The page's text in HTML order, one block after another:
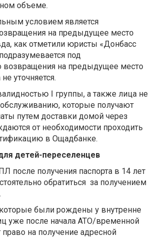
объеме.
условием является
на предыдущее место
как отметили юристы «Донбасс
под
возвращения на предыдущее место
уточняется.
І группы, а также лица не
которые получают
путем доставки домой через
от необходимости проходить
в Ощадбанке.
детей-переселенцев
после получения паспорта в 14 лет
обратиться за получением
были рождены у внутренне
уже после начала АТО/временной
на получение адресной